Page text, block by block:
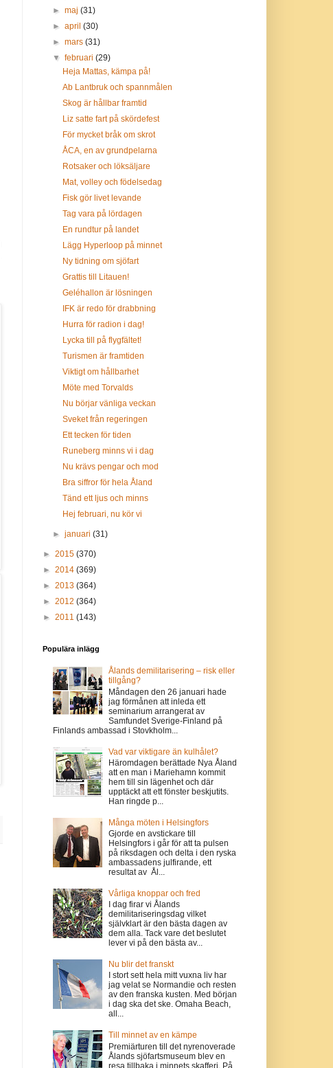
► maj (31)
► april (30)
► mars (31)
▼ februari (29)
Heja Mattas, kämpa på!
Ab Lantbruk och spannmålen
Skog är hållbar framtid
Liz satte fart på skördefest
För mycket bråk om skrot
ÅCA, en av grundpelarna
Rotsaker och löksäljare
Mat, volley och födelsedag
Fisk gör livet levande
Tag vara på lördagen
En rundtur på landet
Lägg Hyperloop på minnet
Ny tidning om sjöfart
Grattis till Litauen!
Geléhallon är lösningen
IFK är redo för drabbning
Hurra för radion i dag!
Lycka till på flygfältet!
Turismen är framtiden
Viktigt om hållbarhet
Möte med Torvalds
Nu börjar vänliga veckan
Sveket från regeringen
Ett tecken för tiden
Runeberg minns vi i dag
Nu krävs pengar och mod
Bra siffror för hela Åland
Tänd ett ljus och minns
Hej februari, nu kör vi
► januari (31)
► 2015 (370)
► 2014 (369)
► 2013 (364)
► 2012 (364)
► 2011 (143)
Populära inlägg
Ålands demilitarisering – risk eller
tillgång?
Måndagen den 26 januari hade
jag förmånen att inleda ett
seminarium arrangerat av
Samfundet Sverige-Finland på
Finlands ambassad i Stovkholm...
Vad var viktigare än kulhålet?
Häromdagen berättade Nya Åland
att en man i Mariehamn kommit
hem till sin lägenhet och där
upptäckt att ett fönster beskjutits.
Han ringde p...
Många möten i Helsingfors
Gjorde en avstickare till
Helsingfors i går för att ta pulsen
på riksdagen och delta i den ryska
ambassadens julfirande, ett
resultat av Ål...
Vårliga knoppar och fred
I dag firar vi Ålands
demilitariseringsdag vilket
självklart är den bästa dagen av
dem alla. Tack vare det beslutet
lever vi på den bästa av...
Nu blir det franskt
I stort sett hela mitt vuxna liv har
jag velat se Normandie och resten
av den franska kusten. Med början
i dag ska det ske. Omaha Beach,
all...
Till minnet av en kämpe
Premiärturen till det nyrenoverade
Ålands sjöfartsmuseum blev en
resa tillbaka i minnets skafferi. På